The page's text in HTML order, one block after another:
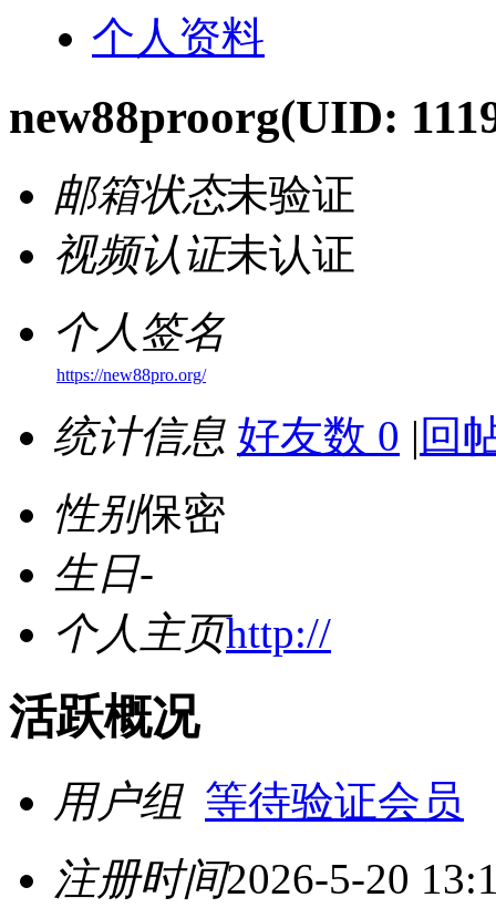
个人资料
new88proorg(UID:
邮箱状态未验证
视频认证未认证
个人签名
https://new88pro.org/
统计信息 好友数 0 | 回
性别保密
生日-
个人主页http://
活跃概况
用户组 等待验证会员
注册时间2026-5-20